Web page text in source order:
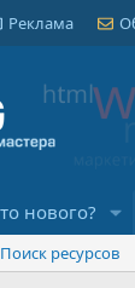
Реклама
нового?
Поиск ресурсов